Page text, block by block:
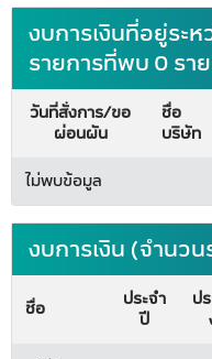
งบการเงินที่อยู่ระ
รายการที่พบ 0 รา
วันที่สั่งการ/ขอ
ผ่อนผัน
ชื่อ
บริษัท
ไม่พบข้อมูล
งบการเงิน (จำนว
ชื่อ
ประจำ
ปี
ป